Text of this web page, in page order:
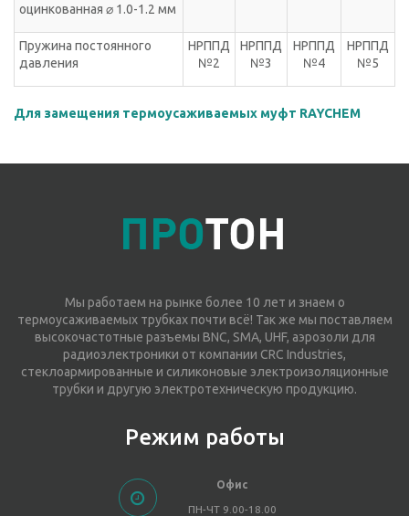
оцинкованная ⌀ 1.0-1.2 мм
Пружина постоянного
давления
НРППД
№2
НРППД
№3
НРППД
№4
НРППД
№5
Для замещения термоусаживаемых муфт RAYCHEM
Мы работаем на рынке более 10 лет и знаем о
термоусаживаемых трубках почти всё! Так же мы поставляем
высокочастотные разъемы BNC, SMA, UHF, аэрозоли для
радиоэлектроники от компании CRC Industries,
стеклоармированные и силиконовые электроизоляционные
трубки и другую электротехническую продукцию.
Режим работы
Офис
ПН-ЧТ 9.00-18.00